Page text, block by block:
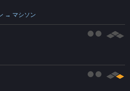
→ マシソン